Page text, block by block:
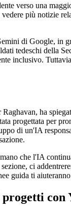
verso una
più notizie
di Google, in
tedeschi della
inclusivo.
ha
progettata per
di un'IA
che l'IA
ci
guida ti
progetti